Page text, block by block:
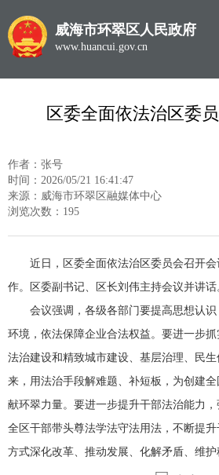
威海市环翠区人民政府
www.huancui.gov.cn
区委全面依法治区委
作者：张号
时间：2026/05/21 16:41:47
来源：威海市环翠区融媒体中心
浏览次数： 195
近日，区委全面依法治区委员会召开
作。区委副书记、区长刘伟主持会议并讲话
会议强调，各级各部门要提高思想认
环境，依法保障企业合法权益。要进一步
法治建设和精致城市建设、基层治理、民
来，用法治手段解难题、补短板，为创建
献环翠力量。要进一步提升干部法治能力
全区干部带头尊法学法守法用法，不断提
方式深化改革、推动发展、化解矛盾、维护